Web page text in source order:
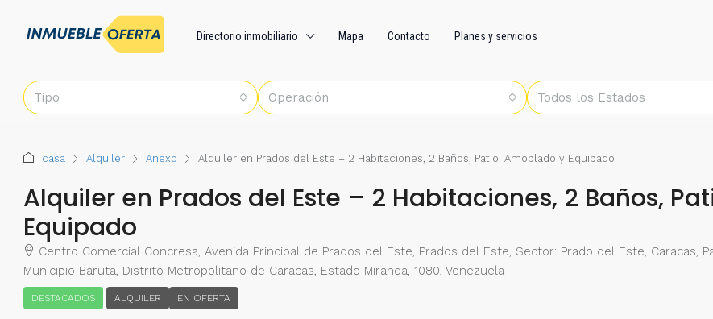
Directorio inmobiliario Mapa Contacto Planes y servicios
Tipo Operación Todos los Estados
casa Alquiler Anexo Alquiler en Prados del Este – 2 Habitaciones, 2 Baños, Patio. Amoblado y Equipado
Alquiler en Prados del Este – 2 Habitaciones, 2 Baños,
Equipado
Centro Comercial Concresa, Avenida Principal de Prados del Este, Prados del Este, Sector: Prado del Este, Caracas,
Municipio Baruta, Distrito Metropolitano de Caracas, Estado Miranda, 1080, Venezuela
DESTACADOS ALQUILER EN OFERTA